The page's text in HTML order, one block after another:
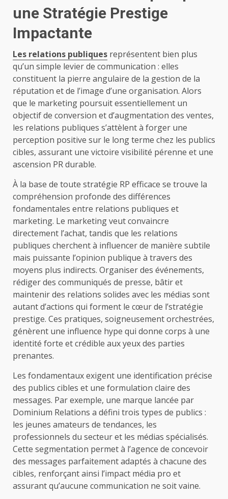
une Stratégie Prestige
Impactante
Les relations publiques représentent bien plus
qu’un simple levier de communication : elles
constituent la pierre angulaire de la gestion de la
réputation et de l’image d’une organisation. Alors
que le marketing poursuit essentiellement un
objectif de conversion et d’augmentation des ventes,
les relations publiques s’attèlent à forger une
perception positive sur le long terme chez les publics
cibles, assurant une victoire visibilité pérenne et une
ascension PR durable.
À la base de toute stratégie RP efficace se trouve la
compréhension profonde des différences
fondamentales entre relations publiques et
marketing. Le marketing veut convaincre
directement l’achat, tandis que les relations
publiques cherchent à influencer de manière subtile
mais puissante l’opinion publique à travers des
moyens plus indirects. Organiser des événements,
rédiger des communiqués de presse, bâtir et
maintenir des relations solides avec les médias sont
autant d’actions qui forment le cœur de l’stratégie
prestige. Ces pratiques, soigneusement orchestrées,
génèrent une influence hype qui donne corps à une
identité forte et crédible aux yeux des parties
prenantes.
Les fondamentaux exigent une identification précise
des publics cibles et une formulation claire des
messages. Par exemple, une marque lancée par
Dominium Relations a défini trois types de publics :
les jeunes amateurs de tendances, les
professionnels du secteur et les médias spécialisés.
Cette segmentation permet à l’agence de concevoir
des messages parfaitement adaptés à chacune des
cibles, renforçant ainsi l’impact média pro et
assurant qu’aucune communication ne soit vaine.